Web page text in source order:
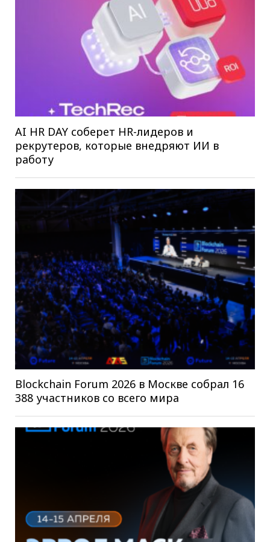
AI HR DAY соберет HR-лидеров и
рекрутеров, которые внедряют ИИ в
работу
Blockchain Forum 2026 в Москве собрал 16
388 участников со всего мира